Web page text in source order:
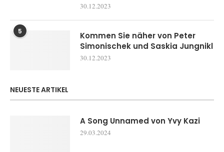
30.12.2023
5
Kommen Sie näher von Peter
Simonischek und Saskia Jungnikl
30.12.2023
NEUESTE ARTIKEL
A Song Unnamed von Yvy Kazi
29.03.2024